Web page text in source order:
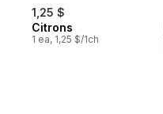
1,25 $
Citrons
1 ea, 1,25 $/1ch